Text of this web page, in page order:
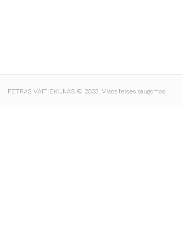
PETRAS VAITIEKŪNAS © 2023. Visos teisės saugomos.